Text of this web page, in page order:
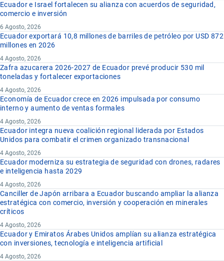
Ecuador e Israel fortalecen su alianza con acuerdos de seguridad,
comercio e inversión
6 Agosto, 2026
Ecuador exportará 10,8 millones de barriles de petróleo por USD 872
millones en 2026
4 Agosto, 2026
Zafra azucarera 2026-2027 de Ecuador prevé producir 530 mil
toneladas y fortalecer exportaciones
4 Agosto, 2026
Economía de Ecuador crece en 2026 impulsada por consumo
interno y aumento de ventas formales
4 Agosto, 2026
Ecuador integra nueva coalición regional liderada por Estados
Unidos para combatir el crimen organizado transnacional
4 Agosto, 2026
Ecuador moderniza su estrategia de seguridad con drones, radares
e inteligencia hasta 2029
4 Agosto, 2026
Canciller de Japón arribara a Ecuador buscando ampliar la alianza
estratégica con comercio, inversión y cooperación en minerales
críticos
4 Agosto, 2026
Ecuador y Emiratos Árabes Unidos amplían su alianza estratégica
con inversiones, tecnología e inteligencia artificial
4 Agosto, 2026